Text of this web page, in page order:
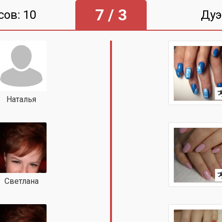
10 7 / 3
Наталья
Светлана